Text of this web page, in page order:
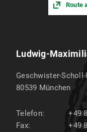
Route
Ludwig-
Geschwister-Scholl-
80539 München
Telefon:
+49
Fax:
+49